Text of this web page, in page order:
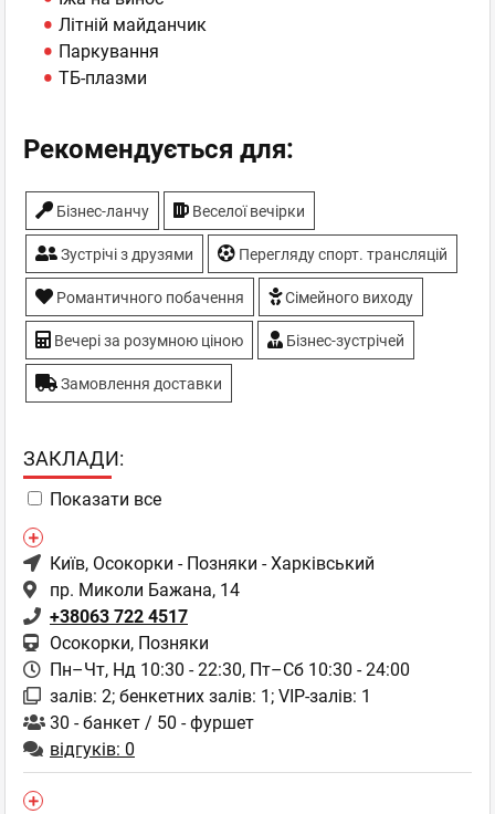
Літній майданчик
Паркування
ТБ-плазми
Рекомендується для:
Бiзнес-ланчу Веселої вечірки
Зустрічі з друзями Перегляду спорт. трансляцій
Романтичного побачення Сімейного виходу
Вечері за розумною ціною Бізнес-зустрічей
Замовлення доставки
ЗАКЛАДИ:
Показати все
Київ, Осокорки - Позняки - Харківський
пр. Миколи Бажана, 14
+38063 722 4517
Осокорки, Позняки
Пн–Чт, Нд 10:30 - 22:30, Пт–Сб 10:30 - 24:00
залів: 2; бенкетних залів: 1; VIP-залів: 1
30 - банкет / 50 - фуршет
відгуків: 0